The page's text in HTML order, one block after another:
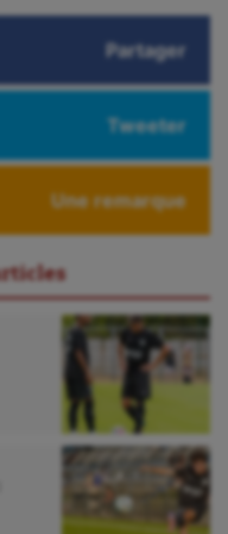
Partager
Tweeter
Une remarque